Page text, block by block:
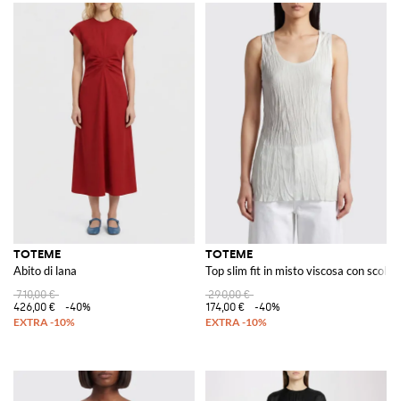
TOTEME
Abito di lana
710,00 €
426,00 €
-40%
TOTEME
Top slim fit in misto viscosa con
290,00 €
174,00 €
-40%